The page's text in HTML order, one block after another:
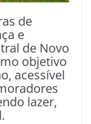
de
e
de Novo
objetivo
acessível
lazer,